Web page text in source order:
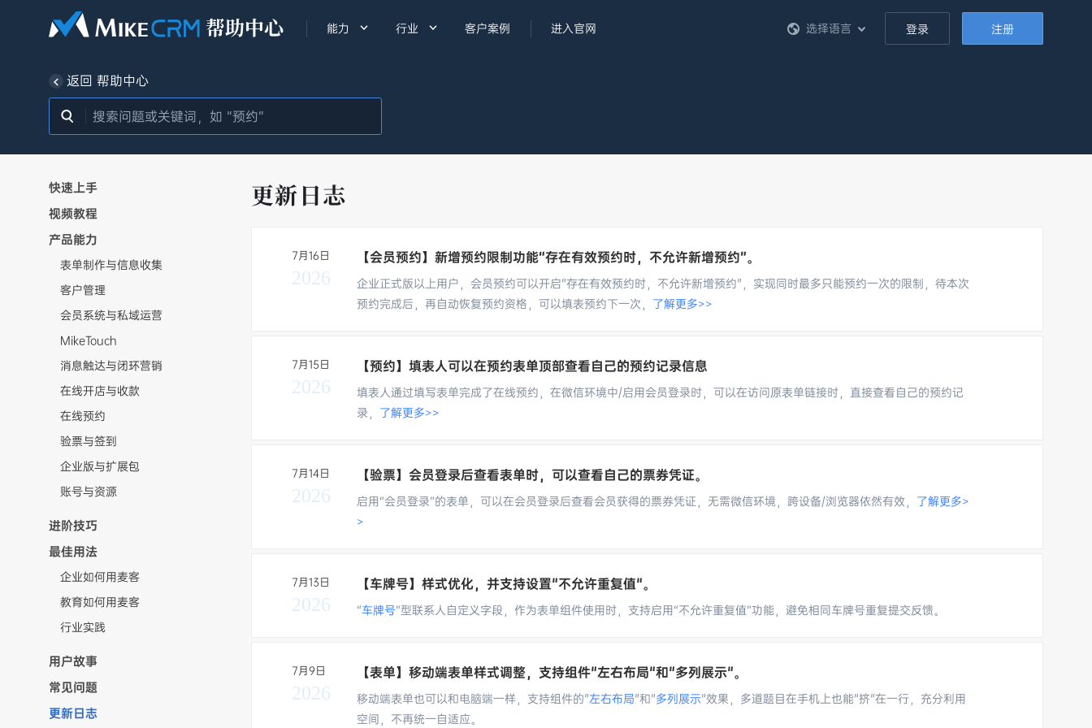
能力  行业  客户案例 进入官网 登录 注册
选择语言
返回 帮助中心
快速上手
视频教程
产品能力
表单制作与信息收集
客户管理
会员系统与私域运营
MikeTouch
消息触达与闭环营销
在线开店与收款
在线预约
验票与签到
企业版与扩展包
账号与资源
进阶技巧
最佳用法
企业如何用麦客
教育如何用麦客
行业实践
用户故事
常见问题
更新日志
更新日志
7月16日
2026
【会员预约】新增预约限制功能“存在有效预约时，不允许新增预约”。
企业正式版以上用户，会员预约可以开启"存在有效预约时，不允许新增预约"，实现同时最多只能预约一次的限制，待本次
预约完成后，再自动恢复预约资格，可以填表预约下一次， 了解更多>>
7月15日
2026
【预约】填表人可以在预约表单顶部查看自己的预约记录信息
填表人通过填写表单完成了在线预约，在微信环境中/启用会员登录时，可以在访问原表单链接时，直接查看自己的预约记
录， 了解更多>>
7月14日
2026
【验票】会员登录后查看表单时，可以查看自己的票券凭证。
启用“会员登录”的表单，可以在会员登录后查看会员获得的票券凭证，无需微信环境，跨设备/浏览器依然有效， 了解更多>
>
7月13日
2026
【车牌号】样式优化，并支持设置"不允许重复值"。
“车牌号”型联系人自定义字段，作为表单组件使用时，支持启用“不允许重复值”功能，避免相同车牌号重复提交反馈。
7月9日
2026
【表单】移动端表单样式调整，支持组件"左右布局"和"多列展示"。
移动端表单也可以和电脑端一样，支持组件的"左右布局"和"多列展示"效果，多道题目在手机上也能"挤"在一行，充分利用
空间，不再统一自适应。